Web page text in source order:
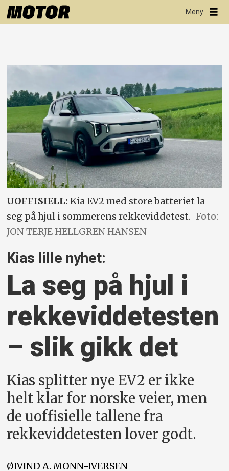
UOFFISIELL: Kia EV2 med store batteriet la
seg på hjul i sommerens rekkeviddetest. Foto:
JON TERJE HELLGREN HANSEN
Kias lille nyhet:
La seg på hjul i
rekkevidde­testen
– slik gikk det
Kias splitter nye EV2 er ikke
helt klar for norske veier, men
de uoffisielle tallene fra
rekkeviddetesten lover godt.
ØIVIND A. MONN-IVERSEN